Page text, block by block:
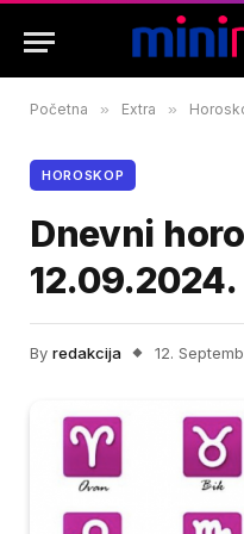
Početna » Extra »
HOROSKOP
Dnevni
12.09.2024.
By redakcija 12.